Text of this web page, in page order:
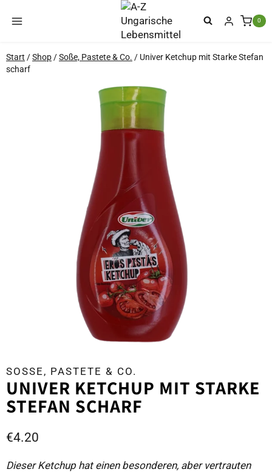
Inhalt
0
Start /Shop/Soße, Pastete & Co. / Univer Ketchup mit Starke Stefan
scharf
SOSSE, PASTETE & CO.
UNIVER KETCHUP MIT STARKE
STEFAN SCHARF
€4.20
Dieser Ketchup hat einen besonderen, aber vertrauten